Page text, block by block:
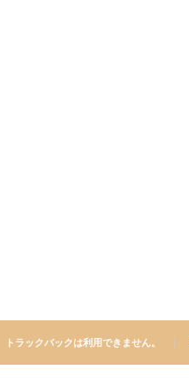
トラックバックは利用できません。